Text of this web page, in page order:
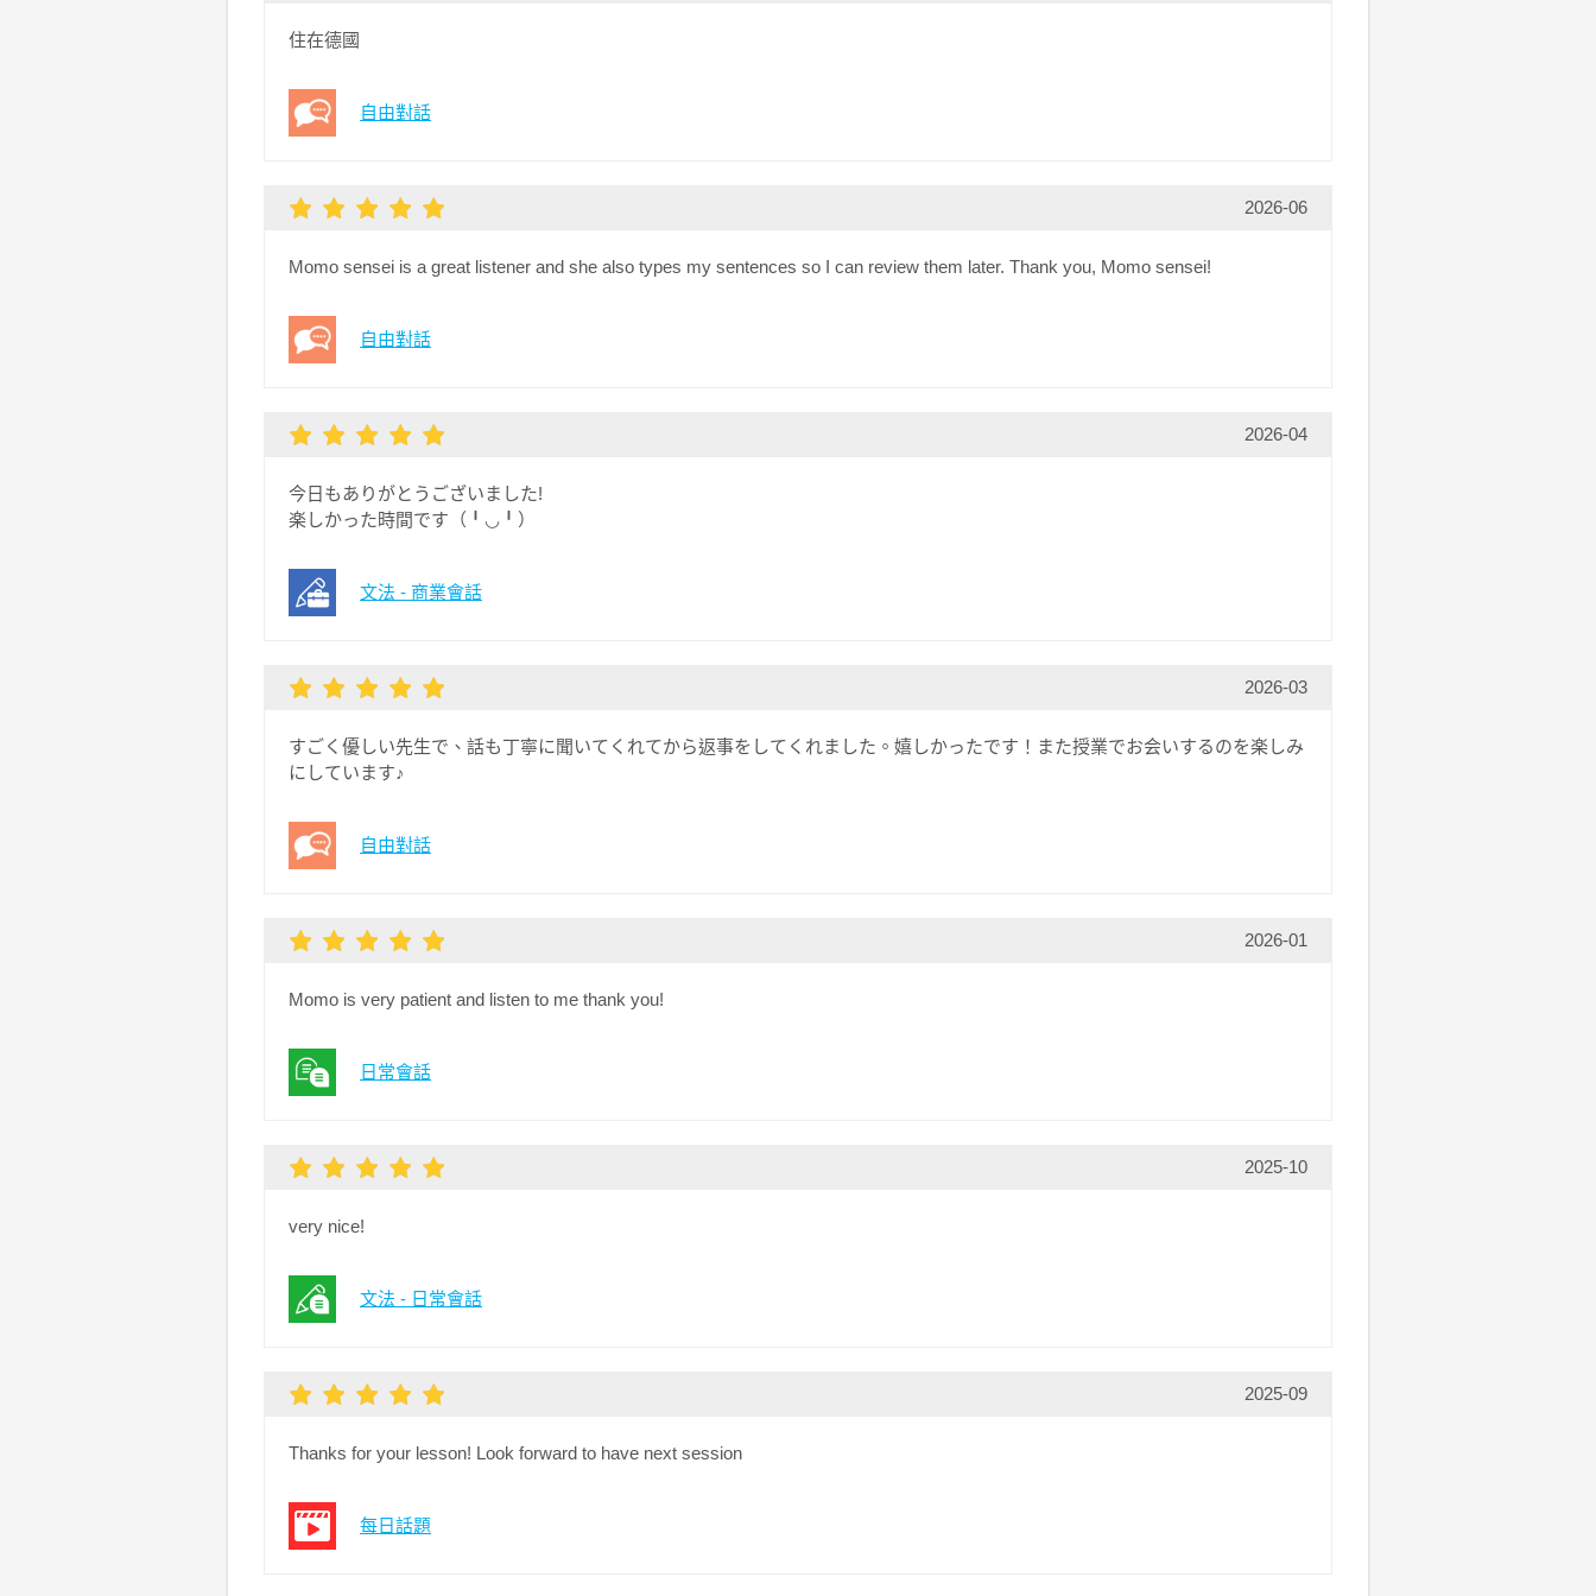
住在德國
自由對話
2026-06
Momo sensei is a great listener and she also types my sentences so I can review them later. Thank you, Momo sensei!
自由對話
2026-04
今日もありがとうございました!
楽しかった時間です（╹◡╹）
文法 - 商業會話
2026-03
すごく優しい先生で、話も丁寧に聞いてくれてから返事をしてくれました。嬉しかったです！また授業でお会いするのを楽しみ
にしています♪
自由對話
2026-01
Momo is very patient and listen to me thank you!
日常會話
2025-10
very nice!
文法 - 日常會話
2025-09
Thanks for your lesson! Look forward to have next session
每日話題